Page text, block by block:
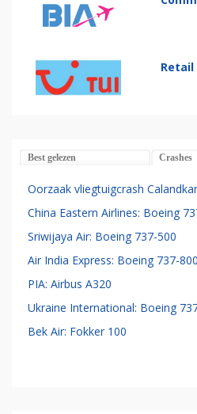
Retail
Best gelezen Crashes
Oorzaak vliegtuigcrash
China Eastern Airlines: Boeing
Sriwijaya Air: Boeing 737-500
Air India Express: Boeing 737-800
PIA: Airbus A320
Ukraine International: Boeing
Bek Air: Fokker 100